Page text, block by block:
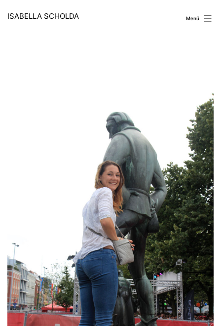
Inhalt
springen
ISABELLA SCHOLDA Menü